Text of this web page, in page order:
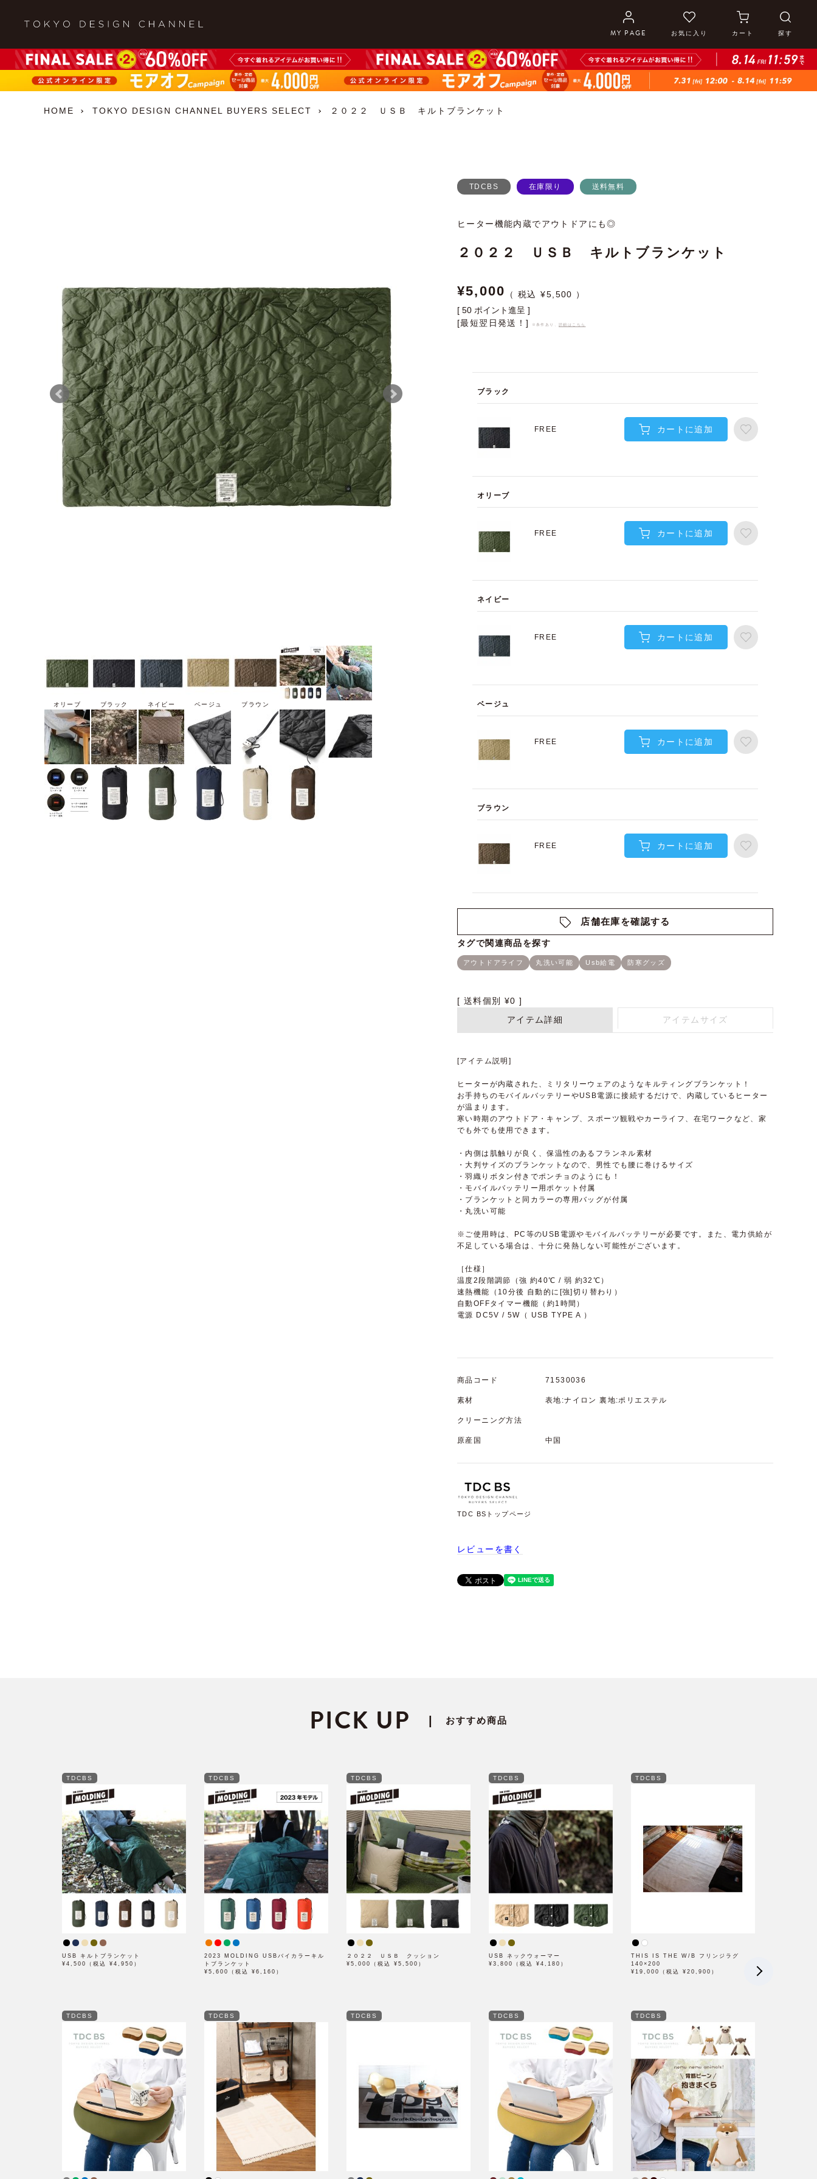
MY PAGE お気に入り カート 探す
HOME TOKYO DESIGN CHANNEL BUYERS SELECT ２０２２ ＵＳＢ キルトブランケット
オリーブ ブラック ネイビー ベージュ ブラウン
TDCBS 在庫限り 送料無料
ヒーター機能内蔵でアウトドアにも◎
２０２２ ＵＳＢ キルトブランケット
¥5,000 ¥5,500
[ 50 ポイント進呈 ]
[最短翌日発送！]
※条件あり、 詳細はこちら
ブラック
FREE カートに追加
オリーブ
FREE カートに追加
ネイビー
FREE カートに追加
ベージュ
FREE カートに追加
ブラウン
FREE カートに追加
店舗在庫を確認する
送料個別 ¥0
アイテム詳細
アイテムサイズ
[アイテム説明]
ヒーターが内蔵された、ミリタリーウェアのようなキルティングブランケット！
お手持ちのモバイルバッテリーやUSB電源に接続するだけで、内蔵しているヒーター
が温まります。
寒い時期のアウトドア・キャンプ、スポーツ観戦やカーライフ、在宅ワークなど、家
でも外でも使用できます。
・内側は肌触りが良く、保温性のあるフランネル素材
・大判サイズのブランケットなので、男性でも腰に巻けるサイズ
・羽織りボタン付きでポンチョのようにも！
・モバイルバッテリー用ポケット付属
・ブランケットと同カラーの専用バッグが付属
・丸洗い可能
※ご使用時は、PC等のUSB電源やモバイルバッテリーが必要です。また、電力供給が
不足している場合は、十分に発熱しない可能性がございます。
［仕様］
温度2段階調節（強 約40℃ / 弱 約32℃）
速熱機能（10分後 自動的に[強]切り替わり）
自動OFFタイマー機能（約1時間）
電源 DC5V / 5W（ USB TYPE A ）
商品コード 71530036
素材 表地:ナイロン 裏地:ポリエステル
クリーニング方法
原産国 中国
TDC BSトップページ
レビューを書く
PICK UP おすすめ商品
TDCBS
USB キルトブランケット
¥4,500（税込 ¥4,950）
TDCBS
2023 MOLDING USBバイカラーキル
トブランケット
¥5,600（税込 ¥6,160）
TDCBS
２０２２ ＵＳＢ クッション
¥5,000（税込 ¥5,500）
TDCBS
USB ネックウォーマー
¥3,800（税込 ¥4,180）
TDCBS
THIS IS THE W/B フリンジラグ
140×200
¥19,000（税込 ¥20,900）
TDCBS TDCBS TDCBS TDCBS TDCBS